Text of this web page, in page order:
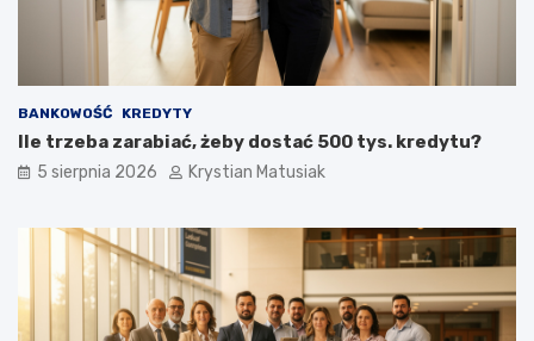
BANKOWOŚĆ KREDYTY
Ile trzeba zarabiać, żeby dostać 500 tys. kredytu?
5 sierpnia 2026 Krystian Matusiak